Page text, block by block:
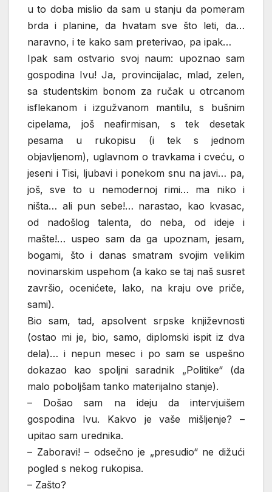
u to doba mislio da sam u stanju da pomeram
brda i planine, da hvatam sve što leti, da…
naravno, i te kako sam preterivao, pa ipak…
Ipak sam ostvario svoj naum: upoznao sam
gospodina Ivu! Ja, provincijalac, mlad, zelen,
sa studentskim bonom za ručak u otrcanom
isflekanom i izgužvanom mantilu, s bušnim
cipelama, još neafirmisan, s tek desetak
pesama u rukopisu (i tek s jednom
objavljenom), uglavnom o travkama i cveću, o
jeseni i Tisi, ljubavi i ponekom snu na javi… pa,
još, sve to u nemodernoj rimi… ma niko i
ništa… ali pun sebe!… narastao, kao kvasac,
od nadošlog talenta, do neba, od ideje i
mašte!… uspeo sam da ga upoznam, jesam,
bogami, što i danas smatram svojim velikim
novinarskim uspehom (a kako se taj naš susret
završio, ocenićete, lako, na kraju ove priče,
sami).
Bio sam, tad, apsolvent srpske književnosti
(ostao mi je, bio, samo, diplomski ispit iz dva
dela)… i nepun mesec i po sam se uspešno
dokazao kao spoljni saradnik „Politike“ (da
malo poboljšam tanko materijalno stanje).
– Došao sam na ideju da intervjuišem
gospodina Ivu. Kakvo je vaše mišljenje? –
upitao sam urednika.
– Zaboravi! – odsečno je „presudio“ ne dižući
pogled s nekog rukopisa.
– Zašto?